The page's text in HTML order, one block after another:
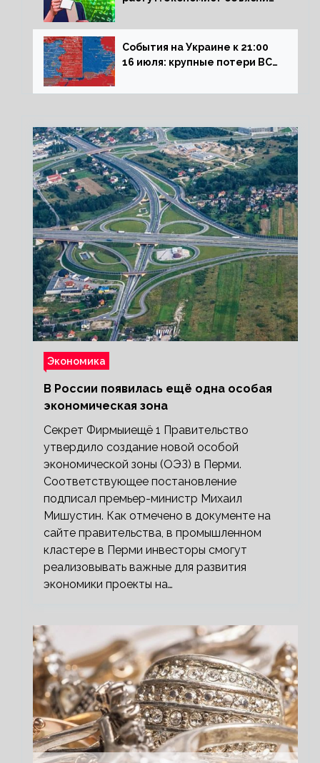
на рынок РФ
События на Украине к 21:00
16 июля: крупные потери ВСУ
обстреливает Донбасс из
Экономика
В России появилась ещё одна особая
экономическая зона
Секрет Фирмыиещё 1 Правительство
утвердило создание новой особой
экономической зоны (ОЭЗ) в Перми.
Соответствующее постановление
подписал премьер-министр Михаил
Мишустин. Как отмечено в документе на
сайте правительства, в промышленном
кластере в Перми инвесторы смогут
реализовывать важные для развития
экономики проекты на…